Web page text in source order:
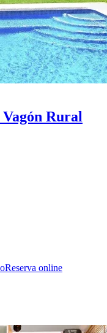
Rural
Reserva online